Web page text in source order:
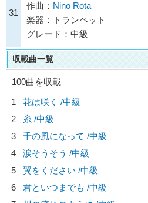
31
作曲： Nino Rota
楽器：トランペット
グレード：中級
収載曲一覧
100曲を収載
1
花は咲く /中級
2
糸 /中級
3
千の風になって /中級
4
涙そうそう /中級
5
翼をください /中級
6
君といつまでも /中級